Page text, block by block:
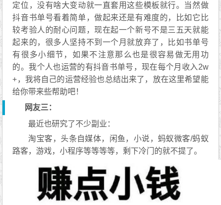
定位，没有啥大变动就一直套用这些模板就行。当然做
抖音书单号看着简单，做起来还是有难度的，比如它比
较考验人的耐心问题，现在起一个新号不是三五天就能
起来的，很多人坚持不到一个月就放弃了，比如书单号
有很多小细节，如果不注意那么也是很容易做无用功
的。我个人也运营的有抖音书单号，现在每个月收入2w
+，我将自己的运营经验也总结出来了，放在这里希望能
给你带来些帮助吧！
网友三：
最近也研究了不少副业：
淘宝客，头条自媒体，闲鱼，小说，蚂蚁微客/蚂蚁
路客，游戏，小程序等等等等，剩下冷门的就不提了。